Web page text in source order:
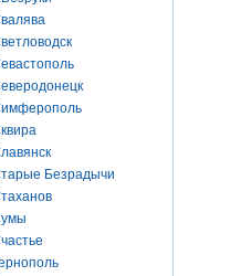
Безрадычи